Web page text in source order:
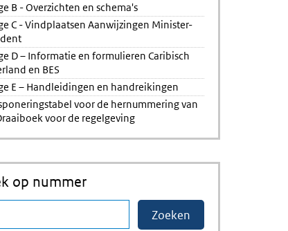
B - Overzichten en schema's
C - Vindplaatsen Aanwijzingen Minister-
D – Informatie en formulieren Caribisch
en BES
E – Handleidingen en handreikingen
voor de hernummering van
voor de regelgeving
op nummer